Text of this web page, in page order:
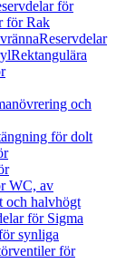
för
för Rak
Reservdelar
Rektangulära
och
för dolt
WC, av
och halvhögt
för Sigma
synliga
för